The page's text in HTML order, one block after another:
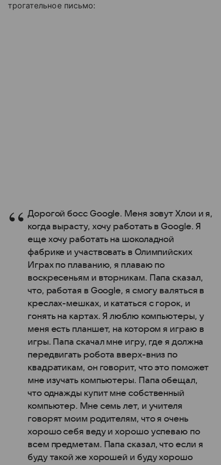
трогательное письмо:
Дорогой босс Google. Меня зовут Хлои и я,
когда вырасту, хочу работать в Google. Я
еще хочу работать на шоколадной
фабрике и участвовать в Олимпийских
Играх по плаванию, я плаваю по
воскресеньям и вторникам. Папа сказал,
что, работая в Google, я смогу валяться в
креслах-мешках, и кататься с горок, и
гонять на картах. Я люблю компьютеры, у
меня есть планшет, на котором я играю в
игры. Папа скачал мне игру, где я должна
передвигать робота вверх-вниз по
квадратикам, он говорит, что это поможет
мне изучать компьютеры. Папа обещал,
что однажды купит мне собственный
компьютер. Мне семь лет, и учителя
говорят моим родителям, что я очень
хорошо себя веду и хорошо успеваю по
всем предметам. Папа сказал, что если я
буду такой же хорошей и буду хорошо